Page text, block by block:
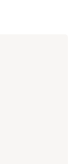
café style